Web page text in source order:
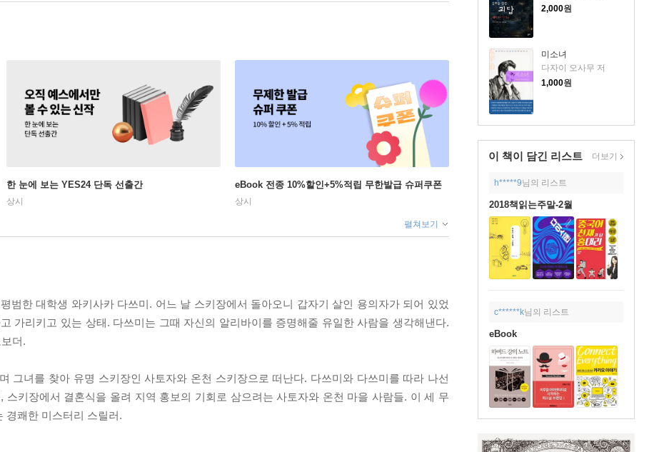
2,000원
미소녀
다자이 오사무 저
1,000원
이 책이 담긴 리스트 더보기
h*****9님의 리스트
2018책읽는주말-2월
c******k님의 리스트
eBook
한 눈에 보는 YES24 단독 선출간
상시
eBook 전종 10%할인+5%적립 무한발급 슈퍼쿠폰
상시
펼쳐보기
범한 대학생 와키사카 다쓰미. 어느 날 스키장에서 돌아오니 갑자기 살인 용의자가 되어 있었
가리키고 있는 상태. 다쓰미는 그때 자신의 알리바이를 증명해줄 유일한 사람을 생각해낸다.
더.
그녀를 찾아 유명 스키장인 사토자와 온천 스키장으로 떠난다. 다쓰미와 다쓰미를 따라 나선
스키장에서 결혼식을 올려 지역 홍보의 기회로 삼으려는 사토자와 온천 마을 사람들. 이 세 무
경쾌한 미스터리 스릴러.